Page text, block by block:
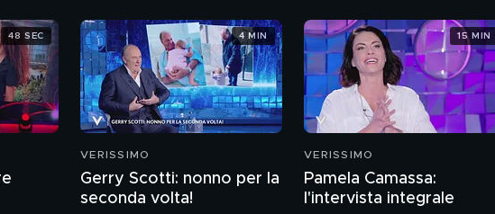
48 SEC
VERISSIMO
Gerry Scotti: nonno per la
seconda volta!
4 MIN
VERISSIMO
Pamela Camassa:
l'intervista integrale
15 MIN